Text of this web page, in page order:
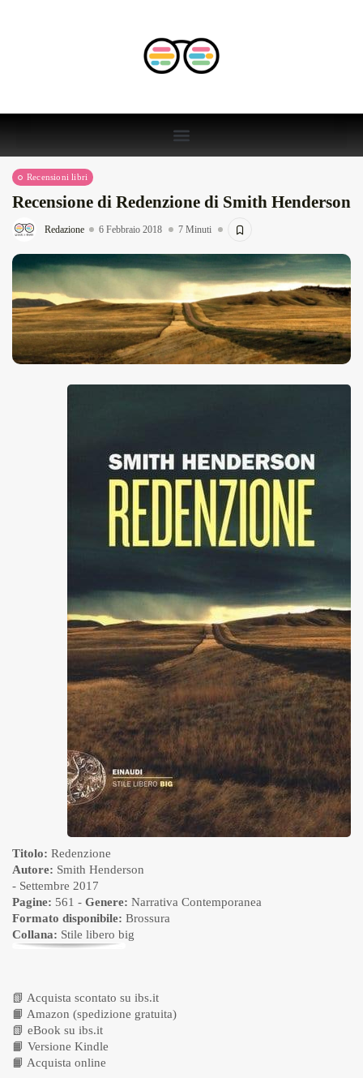
Recensioni libri
Recensione di Redenzione di Smith Henderson
Redazione 6 Febbraio 2018 7 Minuti
Titolo: Redenzione
Autore: Smith Henderson
- Settembre 2017
Pagine: 561 - Genere: Narrativa Contemporanea
Formato disponibile: Brossura
Collana: Stile libero big
📗 Acquista scontato su ibs.it
📙 Amazon (spedizione gratuita)
📗 eBook su ibs.it
📙 Versione Kindle
📙 Acquista online